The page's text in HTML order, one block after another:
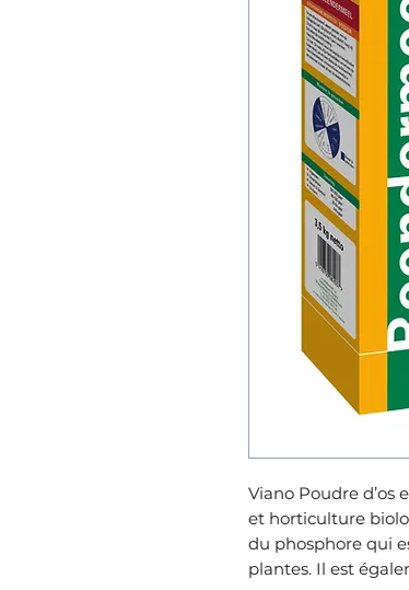
Viano Poudre
et horticulture
du phosphore qui
plantes. Il est